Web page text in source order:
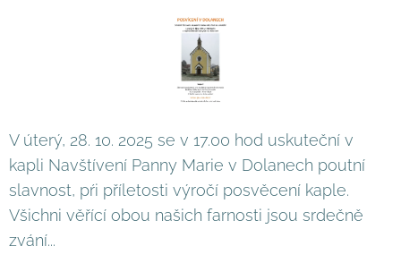
V úterý, 28. 10. 2025 se v 17.00 hod uskuteční v
kapli Navštívení Panny Marie v Dolanech poutní
slavnost, pŕi příletosti výročí posvěcení kaple.
Všichni věřící obou našich farnosti jsou srdečně
zvání...